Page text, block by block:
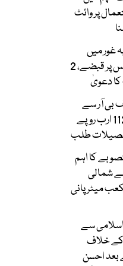
پر وائٹ
غور میں
طالبان کے ملٹری بیس پر قبضے، 2
دعویٰ
بی آر سے
تمباکو شعبے کے 1120 ارب روپے
طلب
کا اہم
شمالی
ارب مکعب میٹر پانی
سے
کے خلاف
بعد احسن